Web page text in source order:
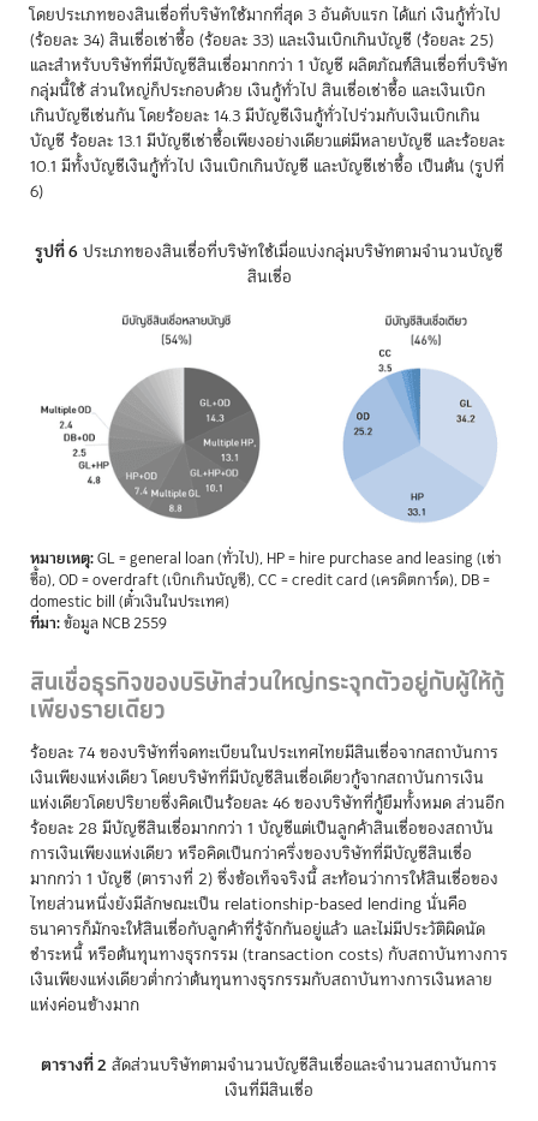
โดยประเภทของสินเชื่อที่บริษัทใช้มากที่สุด 3 อันดับแรก ได้แก่ เงินกู้ทั่วไป
(ร้อยละ 34) สินเชื่อเช่าซื้อ (ร้อยละ 33) และเงินเบิกเกินบัญชี (ร้อยละ 25)
และสำหรับบริษัทที่มีบัญชีสินเชื่อมากกว่า 1 บัญชี ผลิตภัณฑ์สินเชื่อที่บริษัท
กลุ่มนี้ใช้ ส่วนใหญ่ก็ประกอบด้วย เงินกู้ทั่วไป สินเชื่อเช่าซื้อ และเงินเบิก
เกินบัญชีเช่นกัน โดยร้อยละ 14.3 มีบัญชีเงินกู้ทั่วไปร่วมกับเงินเบิกเกิน
บัญชี ร้อยละ 13.1 มีบัญชีเช่าซื้อเพียงอย่างเดียวแต่มีหลายบัญชี และร้อยละ
10.1 มีทั้งบัญชีเงินกู้ทั่วไป เงินเบิกเกินบัญชี และบัญชีเช่าซื้อ เป็นต้น (รูปที่
6)
รูปที่ 6 ประเภทของสินเชื่อที่บริษัทใช้เมื่อแบ่งกลุ่มบริษัทตามจำนวนบัญชี
สินเชื่อ
หมายเหตุ:GL = general loan (ทั่วไป), HP = hire purchase and leasing (เช่า
ซื้อ), OD = overdraft (เบิกเกินบัญชี), CC = credit card (เครดิตการ์ด), DB =
domestic bill (ตั๋วเงินในประเทศ)
ที่มา:ข้อมูล NCB 2559
สินเชื่อธุรกิจของบริษัทส่วนใหญ่กระจุกตัวอยู่กับผู้ให้กู้
เพียงรายเดียว
ร้อยละ 74 ของบริษัทที่จดทะเบียนในประเทศไทยมีสินเชื่อจากสถาบันการ
เงินเพียงแห่งเดียว โดยบริษัทที่มีบัญชีสินเชื่อเดียวกู้จากสถาบันการเงิน
แห่งเดียวโดยปริยายซึ่งคิดเป็นร้อยละ 46 ของบริษัทที่กู้ยืมทั้งหมด ส่วนอีก
ร้อยละ 28 มีบัญชีสินเชื่อมากกว่า 1 บัญชีแต่เป็นลูกค้าสินเชื่อของสถาบัน
การเงินเพียงแห่งเดียว หรือคิดเป็นกว่าครึ่งของบริษัทที่มีบัญชีสินเชื่อ
มากกว่า 1 บัญชี (ตารางที่ 2) ซึ่งข้อเท็จจริงนี้ สะท้อนว่าการให้สินเชื่อของ
ไทยส่วนหนึ่งยังมีลักษณะเป็น relationship-based lending นั่นคือ
ธนาคารก็มักจะให้สินเชื่อกับลูกค้าที่รู้จักกันอยู่แล้ว และไม่มีประวัติผิดนัด
ชำระหนี้ หรือต้นทุนทางธุรกรรม (transaction costs) กับสถาบันทางการ
เงินเพียงแห่งเดียวต่ำกว่าต้นทุนทางธุรกรรมกับสถาบันทางการเงินหลาย
แห่งค่อนข้างมาก
ตารางที่ 2 สัดส่วนบริษัทตามจำนวนบัญชีสินเชื่อและจำนวนสถาบันการ
เงินที่มีสินเชื่อ